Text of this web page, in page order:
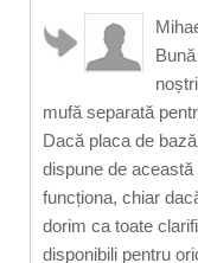
mufă separată
Dacă placa de
dispune de
funcționa, chiar
dorim ca toate
disponibili pentru